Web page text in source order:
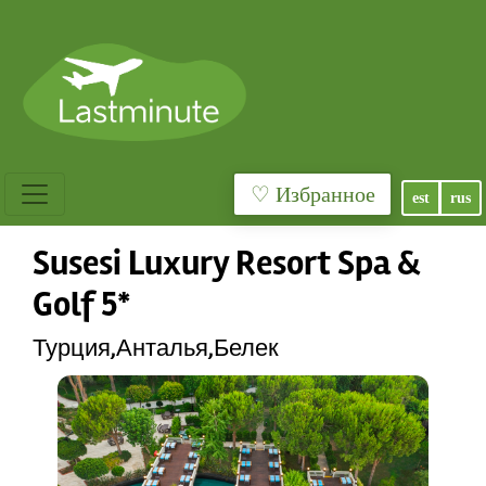
♡ Избранное est rus
Susesi Luxury Resort Spa &
Golf 5*
Турция,Анталья,Белек